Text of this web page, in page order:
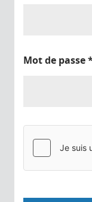
Mot de passe